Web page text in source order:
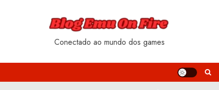
Conectado ao mundo dos games